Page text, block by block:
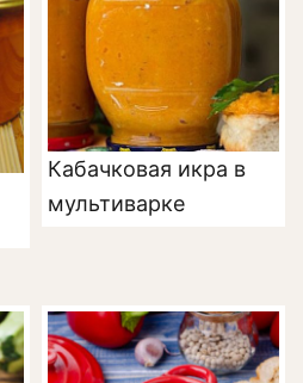
Кабачковая икра в
мультиварке